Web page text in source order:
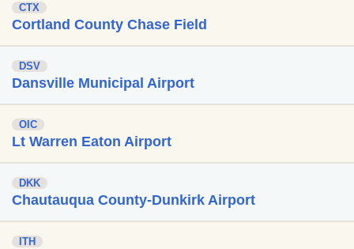
CTX
Cortland County Chase Field
DSV
Dansville Municipal Airport
OIC
Lt Warren Eaton Airport
DKK
Chautauqua County-Dunkirk Airport
ITH